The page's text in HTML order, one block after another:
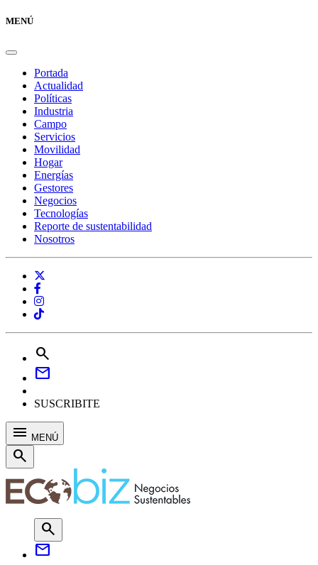
MENÚ
Portada
Actualidad
Políticas
Industria
Campo
Servicios
Movilidad
Hogar
Energías
Gestores
Negocios
Tecnologías
Reporte de sustentabilidad
Nosotros
search
mail
SUSCRIBITE
menu MENÚ
search
search
mail